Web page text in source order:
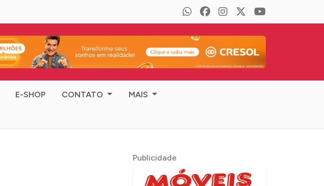
E-SHOP CONTATO MAIS
Publicidade